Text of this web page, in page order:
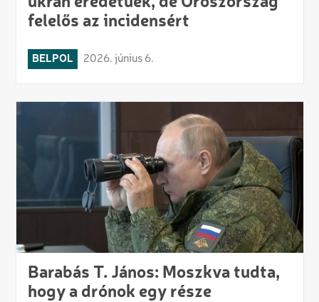
felelős az incidensért
BELPOL 2026. június 6.
Barabás T. János: Moszkva tudta,
hogy a drónok egy része